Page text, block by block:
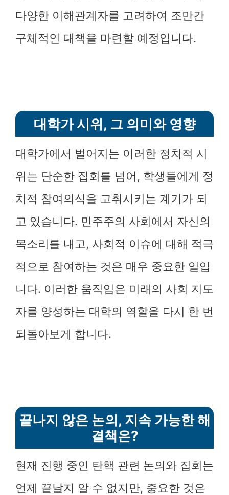
다양한 이해관계자를 고려하여 조만간
구체적인 대책을 마련할 예정입니다.
대학가 시위, 그 의미와 영향
대학가에서 벌어지는 이러한 정치적 시
위는 단순한 집회를 넘어, 학생들에게 정
치적 참여의식을 고취시키는 계기가 되
고 있습니다. 민주주의 사회에서 자신의
목소리를 내고, 사회적 이슈에 대해 적극
적으로 참여하는 것은 매우 중요한 일입
니다. 이러한 움직임은 미래의 사회 지도
자를 양성하는 대학의 역할을 다시 한 번
되돌아보게 합니다.
끝나지 않은 논의, 지속 가능한 해
결책은?
현재 진행 중인 탄핵 관련 논의와 집회는
언제 끝날지 알 수 없지만, 중요한 것은